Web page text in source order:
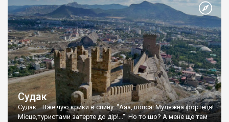
Судак
Судак... Вже чую крики в спину: "Ааа, попса! Муляжна фортеця!
Місце,туристами затерте до дір!..." Но то шо? А мене ще там